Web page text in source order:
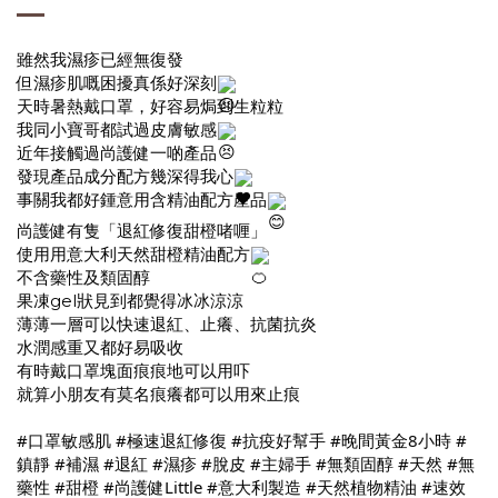
雖然我濕疹已經無復發
但濕疹肌嘅困擾真係好深刻
天時暑熱戴口罩，好容易焗到生粒粒
我同小寶哥都試過皮膚敏感
近年接觸過尚護健一啲產品
發現產品成分配方幾深得我心
事關我都好鍾意用含精油配方產品
尚護健有隻「退紅修復甜橙啫喱」
使用用意大利天然甜橙精油配方
不含藥性及類固醇
果凍gel狀見到都覺得冰冰涼涼
薄薄一層可以快速退紅、止癢、抗菌抗炎
水潤感重又都好易吸收
有時戴口罩塊面痕痕地可以用吓
就算小朋友有莫名痕癢都可以用來止痕
#口罩敏感肌 #極速退紅修復 #抗疫好幫手 #晚間黃金8小時 #
鎮靜 #補濕 #退紅 #濕疹 #脫皮 #主婦手 #無類固醇 #天然 #無
藥性 #甜橙 #尚護健Little #意大利製造 #天然植物精油 #速效